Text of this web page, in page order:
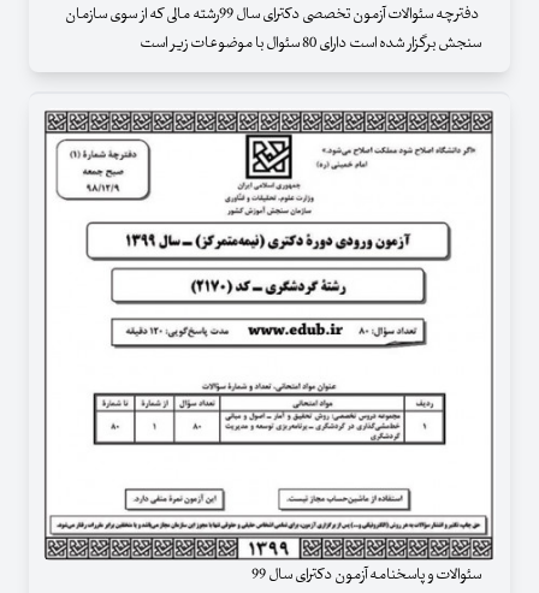
دفترچه سئوالات آزمون تخصصی دکترای سال 99رشته مالی که از سوی سازمان
سنجش برگزار شده است دارای 80 سئوال با موضوعات زیر است
سئوالات و پاسخنامه آزمون دکترای سال 99